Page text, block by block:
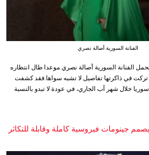
الفنانة السورية أصالة نصري
الفنانة السورية أصالة نصري موعدا طال انتظاره
تركت في ذاكرتها تفاصيل لا تشبه سواها.فقد كشفت
سوريا خلال شهر آب الجاري، في عودة لا تبدو بالنسبة
جينومات فيروسية كاملة وقابلة للتكاثر